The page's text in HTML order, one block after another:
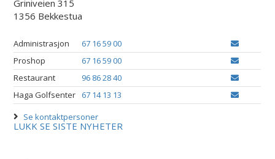
Griniveien 315
1356 Bekkestua
Administrasjon
67 16 59 00
Proshop
67 16 59 00
Restaurant
96 86 28 40
Haga Golfsenter
67 14 13 13
Se kontaktpersoner
LUKK SE SISTE NYHETER